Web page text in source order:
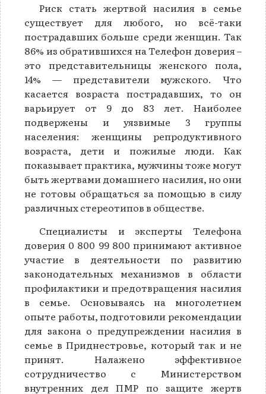
Риск стать жертвой насилия в семье
существует для любого, но всё-таки
пострадавших больше среди женщин. Так
86% из обратившихся на Телефон доверия –
это представительницы женского пола,
14% — представители мужского. Что
касается возраста пострадавших, то он
варьирует от 9 до 83 лет. Наиболее
подвержены и уязвимые 3 группы
населения: женщины репродуктивного
возраста, дети и пожилые люди. Как
показывает практика, мужчины тоже могут
быть жертвами домашнего насилия, но они
не готовы обращаться за помощью в силу
различных стереотипов в обществе.
Специалисты и эксперты Телефона
доверия 0 800 99 800 принимают активное
участие в деятельности по развитию
законодательных механизмов в области
профилактики и предотвращения насилия
в семье. Основываясь на многолетнем
опыте работы, подготовили рекомендации
для закона о предупреждении насилия в
семье в Приднестровье, который так и не
принят. Налажено эффективное
сотрудничество с Министерством
внутренних дел ПМР по защите жертв